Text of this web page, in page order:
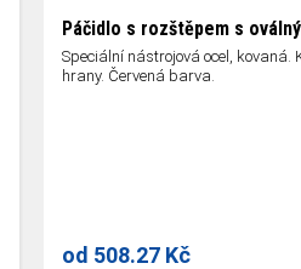
Páčidlo s rozštěpem s
Speciální nástrojová ocel, kovaná.
hrany. Červená barva.
od 508.27 Kč